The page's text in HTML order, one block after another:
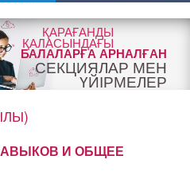
ҚАРАҒАНДЫ
ҚАЛАСЫНДАҒЫ
БАЛАЛАРҒА АРНАЛҒАН
СЕКЦИЯЛАР МЕН
ҮЙІРМЕЛЕР
И ОБЩЕЕ